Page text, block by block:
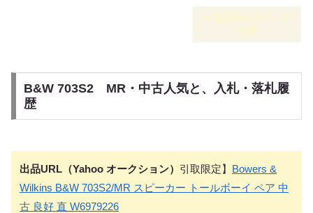
➡︎ 新品時のスペック
仕様
B&W 703S2 MR・中古人気と、入札・落札履
歴
出品URL（Yahoo オークション） 引取限定】 Bowers &
Wilkins B&W 703S2/MR スピーカー トールボーイ ペア 中
古 良好 直 W6979226